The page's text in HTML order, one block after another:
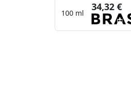
100 ml
34,32 €